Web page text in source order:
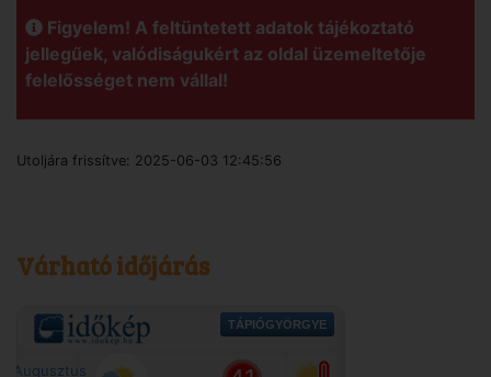
Figyelem! A feltüntetett adatok tájékoztató
jellegűek, valódiságukért az oldal üzemeltetője
felelősséget nem vállal!
Utoljára frissítve: 2025-06-03 12:45:56
Várható időjárás